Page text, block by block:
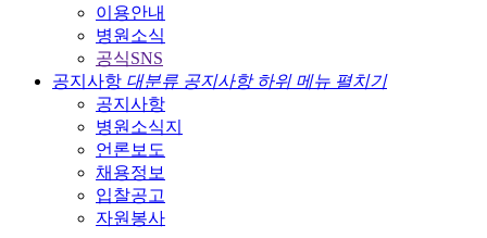
이용안내
병원소식
공식SNS
공지사항 대분류 공지사항 하위 메뉴 펼치기
공지사항
병원소식지
언론보도
채용정보
입찰공고
자원봉사